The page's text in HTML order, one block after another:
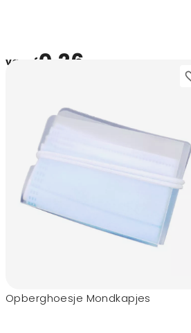
vanaf0,26
Opberghoesje Mondkapjes